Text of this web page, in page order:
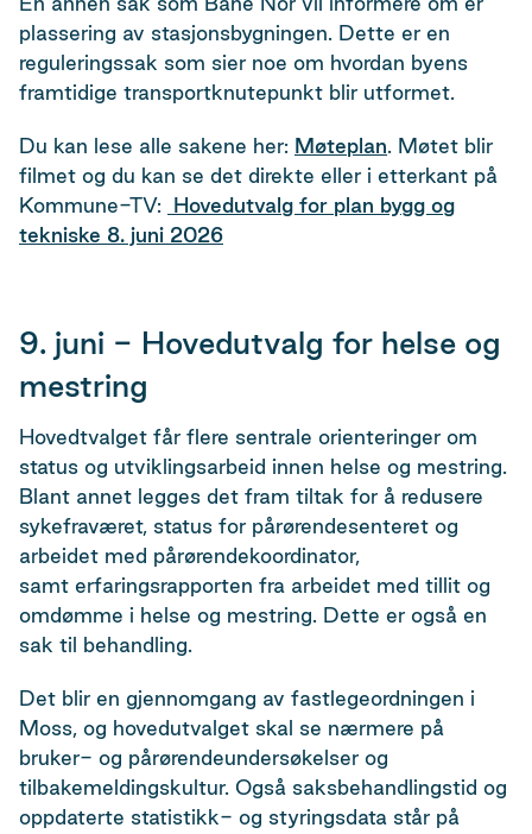
plassering av stasjonsbygningen. Dette er en
reguleringssak som sier noe om hvordan byens
framtidige transportknutepunkt blir utformet.
Du kan lese alle sakene her: Møteplan. Møtet blir
filmet og du kan se det direkte eller i etterkant på
Kommune-TV: Hovedutvalg for plan bygg og
tekniske 8. juni 2026
9. juni - Hovedutvalg for helse og
mestring
Hovedtvalget får flere sentrale orienteringer om
status og utviklingsarbeid innen helse og mestring.
Blant annet legges det fram tiltak for å redusere
sykefraværet, status for pårørendesenteret og
arbeidet med pårørendekoordinator,
samt erfaringsrapporten fra arbeidet med tillit og
omdømme i helse og mestring. Dette er også en
sak til behandling.
Det blir en gjennomgang av fastlegeordningen i
Moss, og hovedutvalget skal se nærmere på
bruker- og pårørendeundersøkelser og
tilbakemeldingskultur. Også saksbehandlingstid og
oppdaterte statistikk- og styringsdata står på